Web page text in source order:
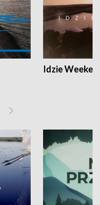
Idzie